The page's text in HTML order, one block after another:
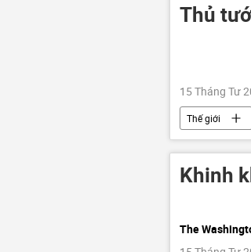
Thủ
15 Tháng Tư
Thế giới
an ninh
Khinh
The